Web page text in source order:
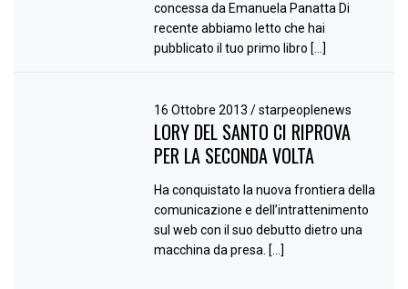
concessa da Emanuela Panatta Di
recente abbiamo letto che hai
pubblicato il tuo primo libro […]
16 Ottobre 2013/ starpeoplenews
LORY DEL SANTO CI RIPROVA
PER LA SECONDA VOLTA
Ha conquistato la nuova frontiera della
comunicazione e dell’intrattenimento
sul web con il suo debutto dietro una
macchina da presa. […]